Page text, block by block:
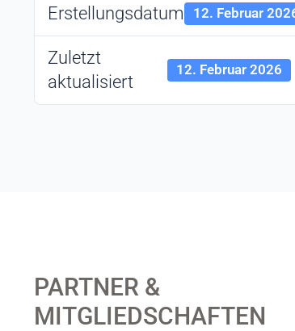
Erstellungsdatum 12. Februar
Zuletzt
aktualisiert
12. Februar 2026
PARTNER &
MITGLIEDSCHAFTEN